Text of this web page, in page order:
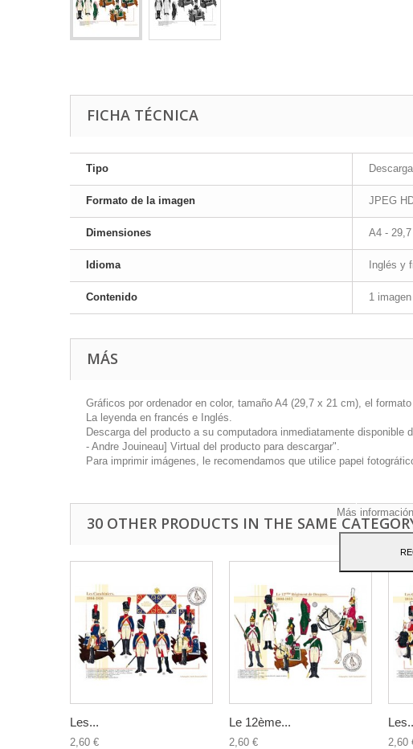
FICHA TÉCNICA
Tipo
Formato de la imagen JPEG
Dimensiones A4 -
Idioma Inglés y
Contenido 1 imagen
MÁS
Gráficos por ordenador en color, tamaño A4 (29,7 x 21 cm), el
La leyenda en francés e Inglés.
Descarga del producto a su computadora inmediatamente
- Andre Jouineau] Virtual del producto para descargar".
Para imprimir imágenes, le recomendamos que utilice papel
30 OTHER PRODUCTS IN THE SAME
Les...
2,60 €
Le 12ème...
2,60 € 2,60
Este sitio web
mostrarle
Más información